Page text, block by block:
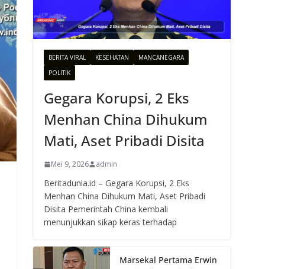
BERITA VIRAL KESEHATAN
MANCANEGARA
POLITIK
Gegara Korupsi, 2 Eks
Menhan China Dihukum
Mati, Aset Pribadi Disita
Mei 9, 2026 admin
Beritadunia.id – Gegara Korupsi, 2 Eks
Menhan China Dihukum Mati, Aset Pribadi
Disita Pemerintah China kembali
menunjukkan sikap keras terhadap
Marsekal Pertama Erwin